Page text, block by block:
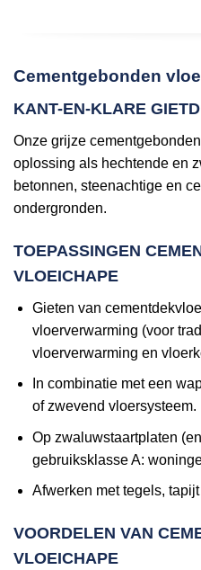
Cementgebonden
KANT-EN-KLARE
Onze grijze
oplossing als hechtende en
betonnen, steenachtige en
ondergronden.
TOEPASSINGEN
VLOEICHAPE
Gieten van
vloerverwarming (voor
vloerverwarming en
In combinatie met een
of zwevend vloersysteem.
Op zwaluwstaartplaten
gebruiksklasse A:
Afwerken met tegels,
VOORDELEN VAN
VLOEICHAPE